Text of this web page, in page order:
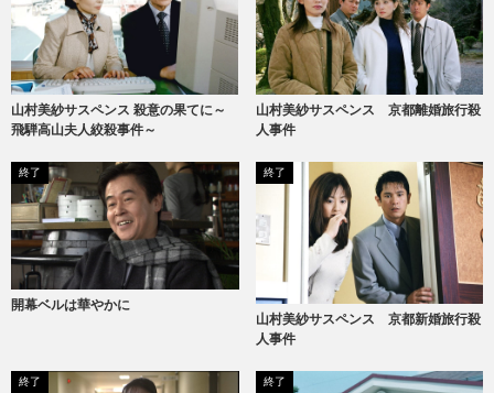
山村美紗サスペンス 殺意の果てに～
飛騨高山夫人絞殺事件～
山村美紗サスペンス 京都離婚旅行殺
人事件
終了
開幕ベルは華やかに
終了
山村美紗サスペンス 京都新婚旅行殺
人事件
終了 終了